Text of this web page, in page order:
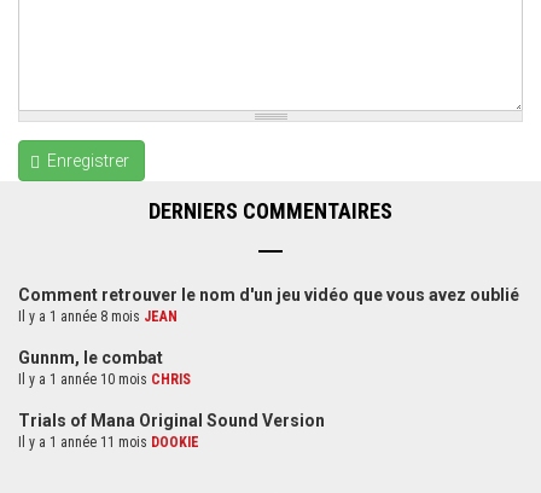
Enregistrer
DERNIERS COMMENTAIRES
Comment retrouver le nom d'un jeu vidéo que vous avez oublié
Il y a 1 année 8 mois JEAN
Gunnm, le combat
Il y a 1 année 10 mois CHRIS
Trials of Mana Original Sound Version
Il y a 1 année 11 mois DOOKIE